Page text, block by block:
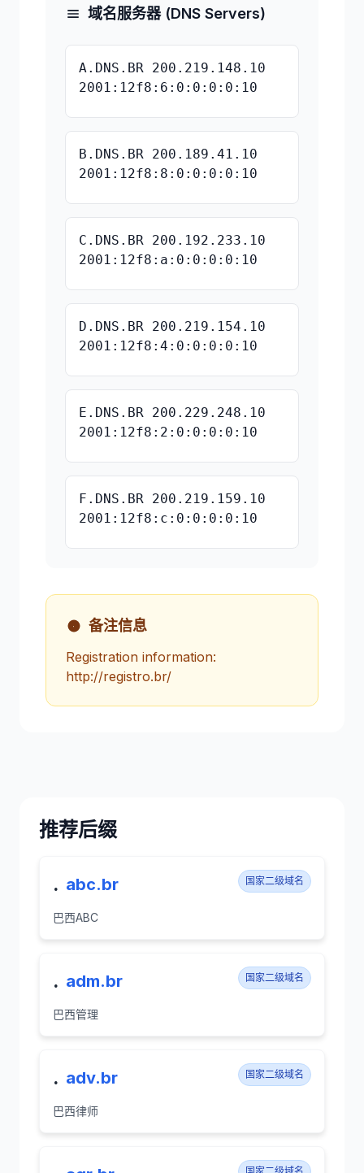
域名服务器 (DNS Servers)
A.DNS.BR 200.219.148.10
2001:12f8:6:0:0:0:0:10
B.DNS.BR 200.189.41.10
2001:12f8:8:0:0:0:0:10
C.DNS.BR 200.192.233.10
2001:12f8:a:0:0:0:0:10
D.DNS.BR 200.219.154.10
2001:12f8:4:0:0:0:0:10
E.DNS.BR 200.229.248.10
2001:12f8:2:0:0:0:0:10
F.DNS.BR 200.219.159.10
2001:12f8:c:0:0:0:0:10
备注信息
Registration information:
http://registro.br/
推荐后缀
. abc.br 国家二级域名
巴西ABC
. adm.br 国家二级域名
巴西管理
. adv.br 国家二级域名
巴西律师